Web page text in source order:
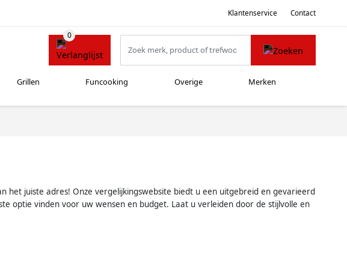
Klantenservice Contact
Grillen Funcooking Overige Merken
juiste adres! Onze vergelijkingswebsite biedt u een uitgebreid en gevarieerd
optie vinden voor uw wensen en budget. Laat u verleiden door de stijlvolle en